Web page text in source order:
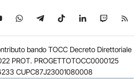
X su YouTube
Seguici su WhatsApp
Seguici su Telegram
Seguici su TikTok
Seguici su
Seguici
bando TOCC Decreto Direttoriale
PROT. PROGETTOTOCC0000125
CUPC87J23001080008